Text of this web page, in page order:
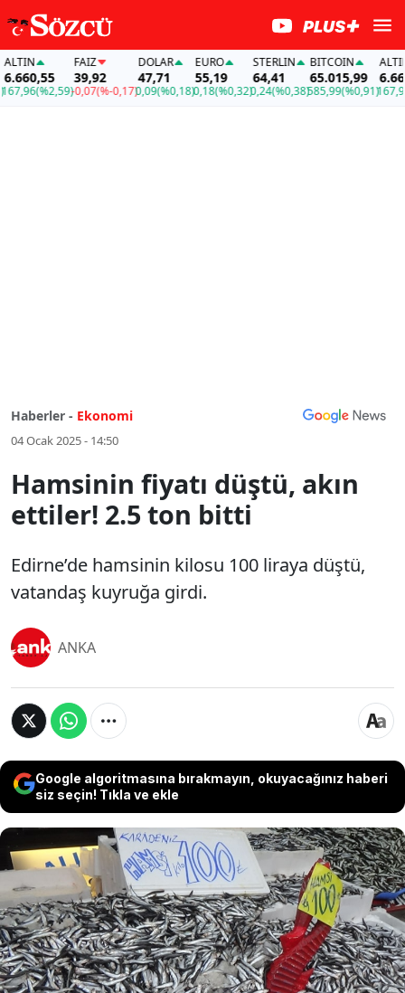
(%2,59)
FAİZ
39,92
-0,07(%-0,17)
DOLAR
47,71
0,09(%0,18)
EURO
55,19
0,18(%0,32)
STERLIN
64,41
0,24(%0,38)
BITCOIN
65.015,99
585,99(%0,91)
ALTIN
167,96
Haberler - Ekonomi
04 Ocak 2025 - 14:50
Hamsinin fiyatı düştü, akın
ettiler! 2.5 ton bitti
Edirne’de hamsinin kilosu 100 liraya düştü,
vatandaş kuyruğa girdi.
ANKA
Google algoritmasına bırakmayın, okuyacağınız haberi
siz seçin! Tıkla ve ekle
Edirne’de hamsinin kilosu 100
liraya düştü, vatandaş kuyruğa
girdi.